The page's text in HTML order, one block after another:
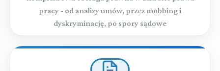
pracy - od analizy umów, przez mobbing i
dyskryminację, po spory sądowe